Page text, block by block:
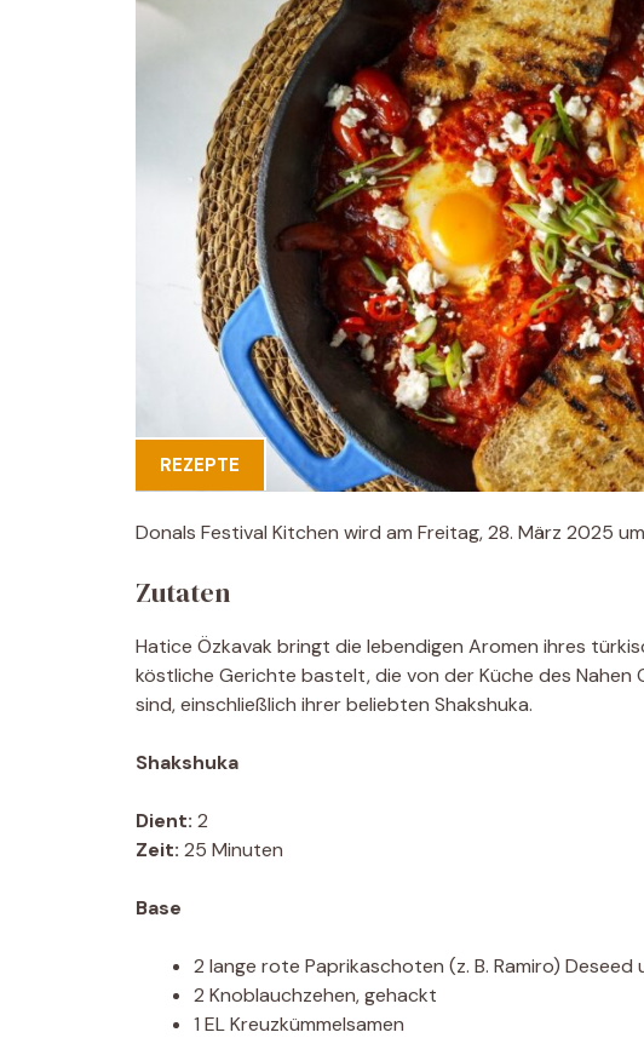
REZEPTE
Donals Festival Kitchen wird am Freitag, 28. März 2025
Zutaten
Hatice Özkavak bringt die lebendigen Aromen ihres
köstliche Gerichte bastelt, die von der Küche des
sind, einschließlich ihrer beliebten Shakshuka.
Shakshuka
Dient: 2
Zeit: 25 Minuten
Base
2 lange rote Paprikaschoten (z. B. Ramiro)
2 Knoblauchzehen, gehackt
1 EL Kreuzkümmelsamen